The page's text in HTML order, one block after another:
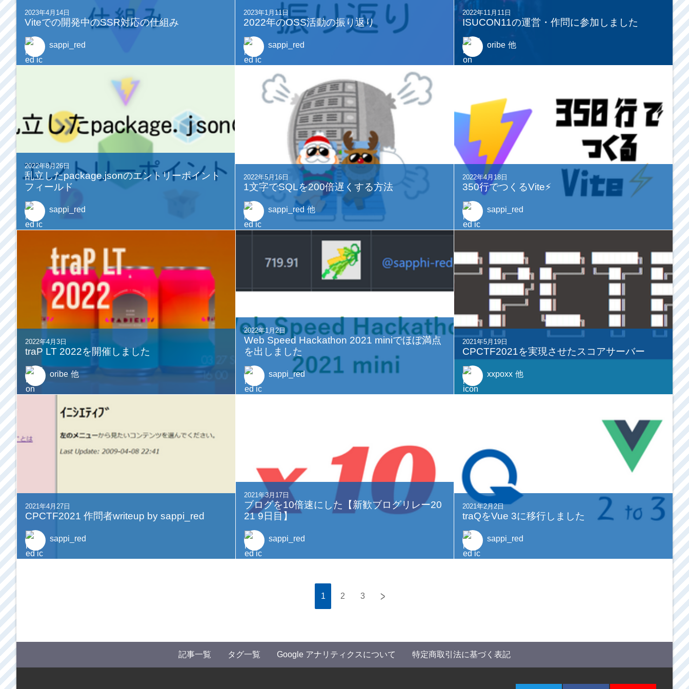
2023年4月14日
Viteでの開発中のSSR対応の仕組み
sappi_red
2023年1月11日
2022年のOSS活動の振り返り
sappi_red
2022年11月11日
ISUCON11の運営・作問に参加しました
oribe 他
2022年8月26日
乱立したpackage.jsonのエントリーポイント
フィールド
sappi_red
2022年5月16日
1文字でSQLを200倍遅くする方法
sappi_red 他
2022年4月18日
350行でつくるVite⚡
sappi_red
2022年4月3日
traP LT 2022を開催しました
oribe 他
2022年1月2日
Web Speed Hackathon 2021 miniでほぼ満点
を出しました
sappi_red
2021年5月19日
CPCTF2021を実現させたスコアサーバー
xxpoxx 他
2021年4月27日
CPCTF2021 作問者writeup by sappi_red
sappi_red
2021年3月17日
ブログを10倍速にした【新歓ブログリレー20
21 9日目】
sappi_red
2021年2月2日
traQをVue 3に移行しました
sappi_red
1 2 3 >
記事一覧 タグ一覧 Google アナリティクスについて 特定商取引法に基づく表記